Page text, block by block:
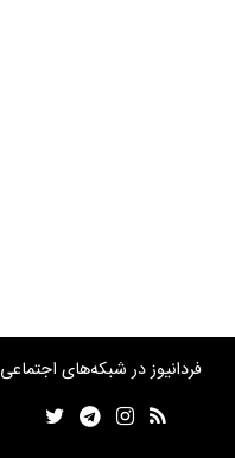
فردانیوز در شبکه‌های اجتماعی